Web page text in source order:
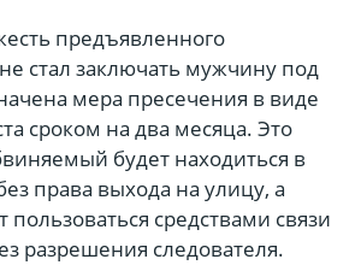
предъявленного
стал заключать мужчину под
мера пресечения в виде
сроком на два месяца. Это
будет находиться в
права выхода на улицу, а
средствами связи
разрешения следователя.